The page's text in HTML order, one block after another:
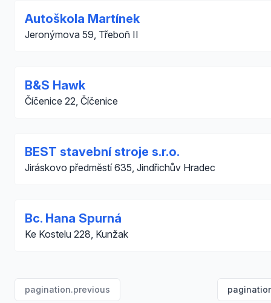
Autoškola Martínek
Jeronýmova 59, Třeboň II
B&S Hawk
Číčenice 22, Číčenice
BEST stavební stroje s.r.o.
Jiráskovo předměstí 635, Jindřichův Hradec
Bc. Hana Spurná
Ke Kostelu 228, Kunžak
pagination.previous